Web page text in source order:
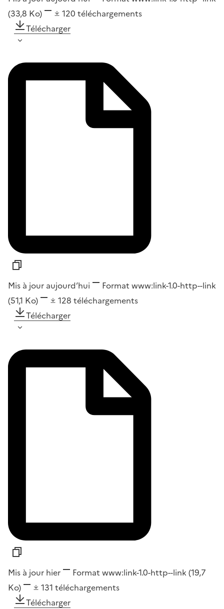
(33,8 Ko)
120 téléchargements
Télécharger
Mis à jour aujourd’hui Format www:link-1.0-http--link
(51,1 Ko)
128 téléchargements
Télécharger
Mis à jour hier Format www:link-1.0-http--link (19,7
Ko)
131 téléchargements
Télécharger